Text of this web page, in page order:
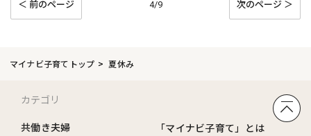
＜ 前のページ 4/9 次のページ ＞
マイナビ子育てトップ 夏休み
カテゴリ
共働き夫婦
「マイナビ子育て」とは